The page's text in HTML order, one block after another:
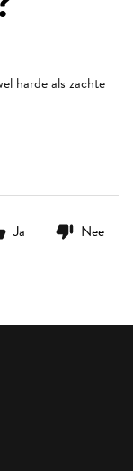
harde als zachte
Ja Nee